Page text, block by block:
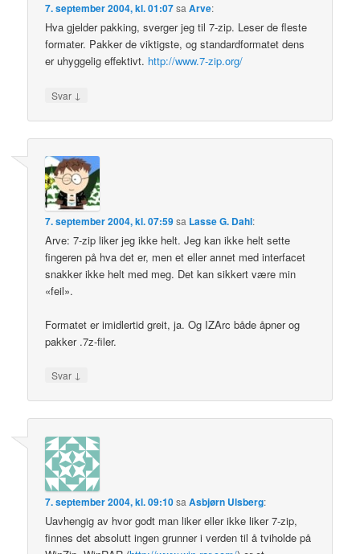
7. september 2004, kl. 01:07saArve:
Hva gjelder pakking, sverger jeg til 7-zip. Leser de fleste
formater. Pakker de viktigste, og standardformatet dens
er uhyggelig effektivt. http://www.7-zip.org/
Svar ↓
7. september 2004, kl. 07:59sa Lasse G. Dahl:
Arve: 7-zip liker jeg ikke helt. Jeg kan ikke helt sette
fingeren på hva det er, men et eller annet med interfacet
snakker ikke helt med meg. Det kan sikkert være min
«feil».
Formatet er imidlertid greit, ja. Og IZArc både åpner og
pakker .7z-filer.
Svar ↓
7. september 2004, kl. 09:10sa Asbjørn Ulsberg:
Uavhengig av hvor godt man liker eller ikke liker 7-zip,
finnes det absolutt ingen grunner i verden til å tviholde på